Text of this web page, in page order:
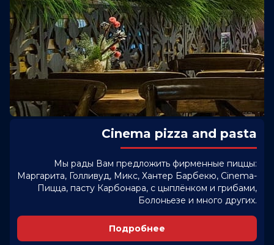
Cinema pizza and pasta
Мы рады Вам предложить фирменные пиццы:
Маргарита, Голливуд, Микс, Хантер Барбекю, Cinema-
Пицца, пасту Карбонара, с цыплёнком и грибами,
Болоньезе и много других.
Подробнее